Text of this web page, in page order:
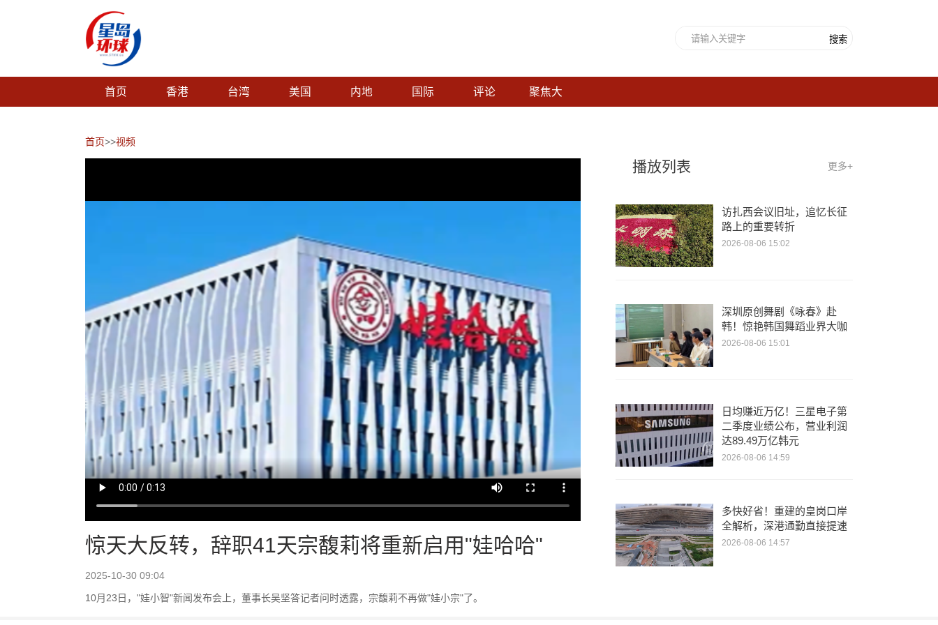
搜索
首页 香港 台湾 美国 内地 国际 评论 聚焦大
首页>>视频
惊天大反转，辞职41天宗馥莉将重新启用"娃哈哈"
2025-10-30 09:04
10月23日，"娃小智"新闻发布会上，董事长吴坚答记者问时透露，宗馥莉不再做"娃小宗"了。
播放列表 更多+
访扎西会议旧址，追忆长征
路上的重要转折
2026-08-06 15:02
深圳原创舞剧《咏春》赴
韩！惊艳韩国舞蹈业界大咖
2026-08-06 15:01
日均赚近万亿！三星电子第
二季度业绩公布，营业利润
达89.49万亿韩元
2026-08-06 14:59
多快好省！重建的皇岗口岸
全解析，深港通勤直接提速
2026-08-06 14:57